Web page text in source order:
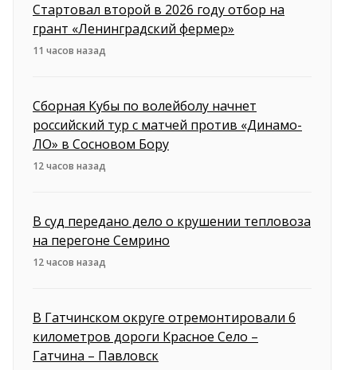
Стартовал второй в 2026 году отбор на
грант «Ленинградский фермер»
11 часов назад
Сборная Кубы по волейболу начнет
российский тур с матчей против «Динамо-
ЛО» в Сосновом Бору
12 часов назад
В суд передано дело о крушении тепловоза
на перегоне Семрино
12 часов назад
В Гатчинском округе отремонтировали 6
километров дороги Красное Село –
Гатчина – Павловск